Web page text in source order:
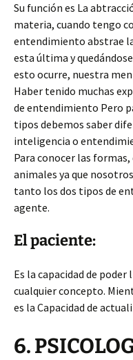
Su función es La
materia, cuando tengo
entendimiento abstrae
esta última y
esto ocurre, nuestra
Haber tenido muchas
de entendimiento Pero
tipos debemos saber
inteligencia o
Para conocer las
animales ya que
tanto los dos tipos de
agente.
El paciente:
Es la capacidad de
cualquier concepto.
es la Capacidad de
6.